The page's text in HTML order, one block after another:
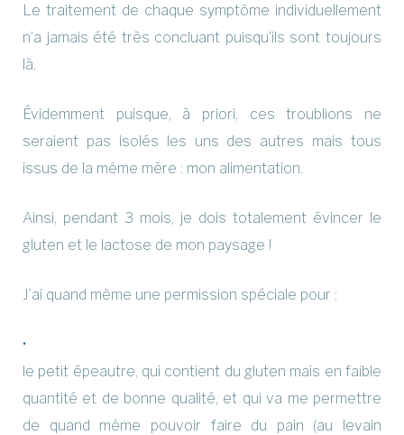
Le traitement de chaque symptôme individuellement
n’a jamais été très concluant puisqu’ils sont toujours
là.
Évidemment puisque, à priori, ces troublions ne
seraient pas isolés les uns des autres mais tous
issus de la même mère : mon alimentation.
Ainsi, pendant 3 mois, je dois totalement évincer le
gluten et le lactose de mon paysage !
J’ai quand même une permission spéciale pour :
le petit épeautre, qui contient du gluten mais en faible
quantité et de bonne qualité, et qui va me permettre
de quand même pouvoir faire du pain (au levain